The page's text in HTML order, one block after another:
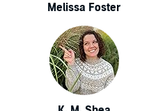
Melissa Foster